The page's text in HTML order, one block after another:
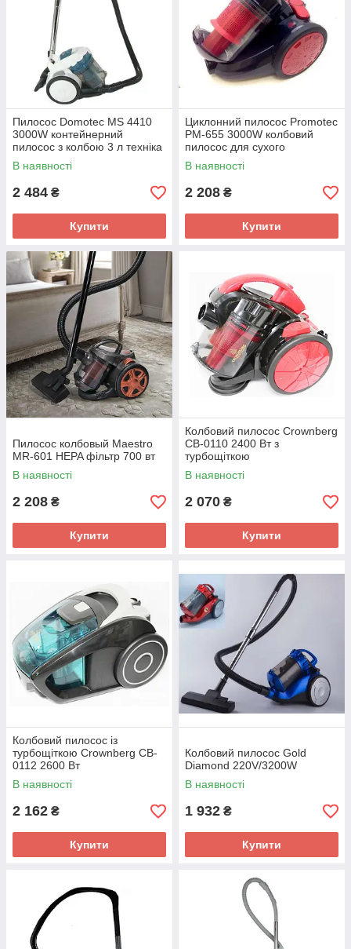
Пилосос Domotec MS 4410
3000W контейнерний
пилосос з колбою 3 л техніка
для прибирання
В наявності
2 484 ₴
Купити
Циклонний пилосос Promotec
PM-655 3000W колбовий
пилосос для сухого
прибирання
В наявності
2 208 ₴
Купити
Пилосос колбовый Maestro
MR-601 HEPA фільтр 700 вт
В наявності
2 208 ₴
Купити
Колбовий пилосос Crownberg
CB-0110 2400 Вт з
турбощіткою
В наявності
2 070 ₴
Купити
Колбовий пилосос із
турбощіткою Crownberg CB-
0112 2600 Вт
В наявності
2 162 ₴
Купити
Колбовий пилосос Gold
Diamond 220V/3200W
В наявності
1 932 ₴
Купити